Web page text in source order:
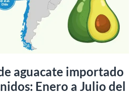
aguacate importado
Enero a Julio del